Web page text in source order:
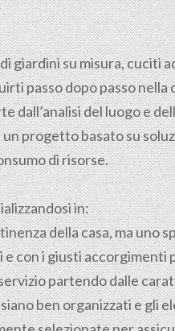
giardini su misura, cuciti
passo dopo passo
dall’analisi del luogo e
progetto basato su
di risorse.
in:
della casa, ma uno
con i giusti accorgimenti
partendo dalle
ben organizzati e gli